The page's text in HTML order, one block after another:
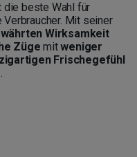
beste Wahl für
Mit seiner
Wirksamkeit
Züge mitweniger
Frischegefühl
.